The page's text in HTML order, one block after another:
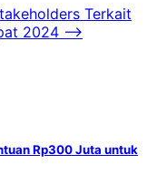
Terkait
2024 ⟶
Rp300 Juta untuk